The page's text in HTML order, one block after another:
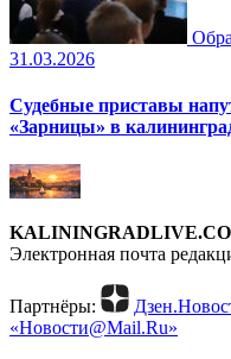
31.03.2026
Судебные приставы
«Зарницы» в
Электронная почта
Партнёры:
«Новости@Mail.Ru»